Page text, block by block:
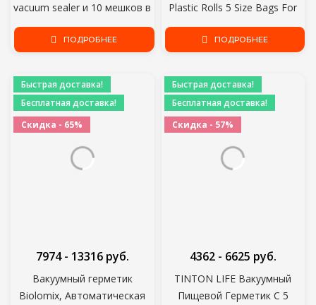
vacuum sealer и 10 мешков в
подарок, вакуумная
упаковочная машина
ПОДРОБНЕЕ
Plastic Rolls 5 Size Bags For
Kitchen Vacuum Sealer to Keep
Food Fresh
ПОДРОБНЕЕ
Быстрая доставка!
Бесплатная доставка!
Скидка - 65%
Вакуумный герметик
Biolomix, Автоматическая
7974 - 13316 руб.
Быстрая доставка!
Бесплатная доставка!
Скидка - 57%
TINTON LIFE Вакуумный
Пищевой Герметик С 5
4362 - 6625 руб.